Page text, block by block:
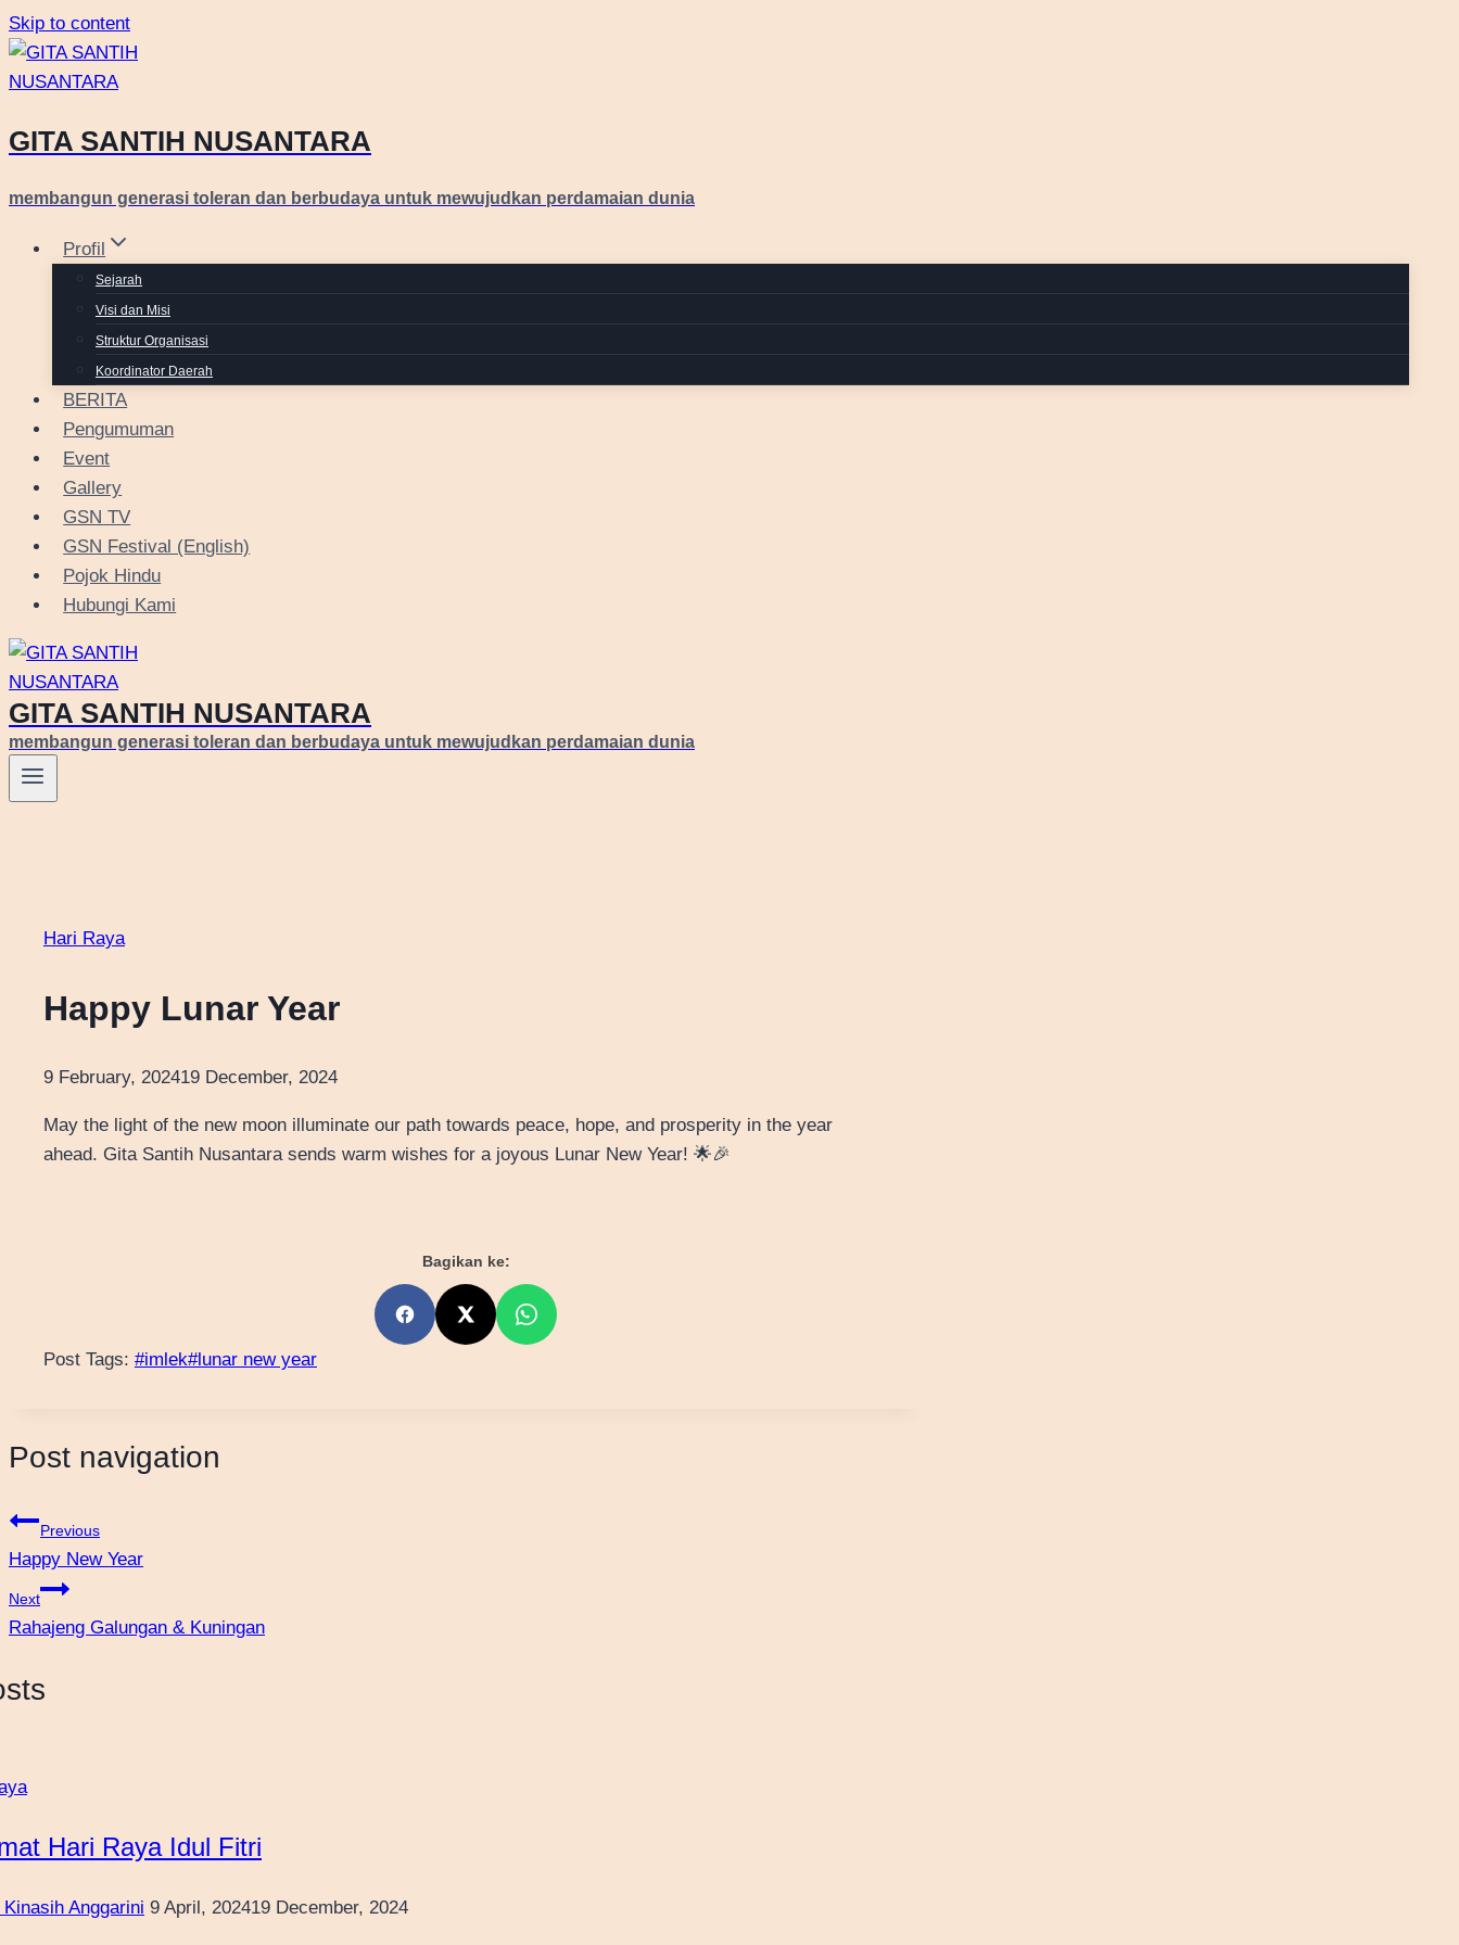
Skip to content
GITA SANTIH NUSANTARA
membangun generasi toleran dan berbudaya untuk mewujudkan perdamaian dunia
Profil
Sejarah
Visi dan Misi
Struktur Organisasi
Koordinator Daerah
BERITA
Pengumuman
Event
Gallery
GSN TV
GSN Festival (English)
Pojok Hindu
Hubungi Kami
GITA SANTIH NUSANTARA
membangun generasi toleran dan berbudaya untuk mewujudkan perdamaian dunia
Hari Raya
Happy Lunar Year
9 February, 202419 December, 2024
May the light of the new moon illuminate our path towards peace, hope, and prosperity in the year
ahead. Gita Santih Nusantara sends warm wishes for a joyous Lunar New Year! 🌟🎉
Bagikan ke:
Post Tags: #imlek#lunar new year
Post navigation
Previous
Happy New Year
Next
Rahajeng Galungan & Kuningan
Hari Raya Idul Fitri
Anggarini 9 April, 202419 December, 2024